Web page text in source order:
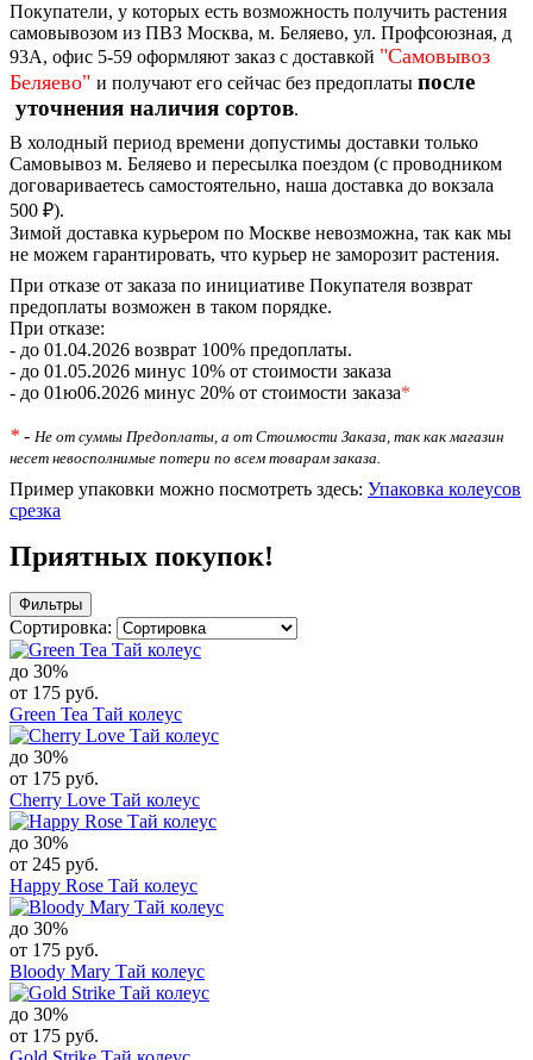
Покупатели, у которых есть возможность получить растения
самовывозом из ПВЗ Москва, м. Беляево, ул. Профсоюзная, д
93А, офис 5-59 оформляют заказ с доставкой "Самовывоз
Беляево" и получают его сейчас без предоплаты после
уточнения наличия сортов.
В холодный период времени допустимы доставки только
Самовывоз м. Беляево и пересылка поездом (с проводником
договариваетесь самостоятельно, наша доставка до вокзала
500 ₽).
Зимой доставка курьером по Москве невозможна, так как мы
не можем гарантировать, что курьер не заморозит растения.
При отказе от заказа по инициативе Покупателя возврат
предоплаты возможен в таком порядке.
При отказе:
- до 01.04.2026 возврат 100% предоплаты.
- до 01.05.2026 минус 10% от стоимости заказа
- до 01ю06.2026 минус 20% от стоимости заказа*
* - Не от суммы Предоплаты, а от Стоимости Заказа, так как магазин
несет невосполнимые потери по всем товарам заказа.
Пример упаковки можно посмотреть здесь: Упаковка колеусов
срезка
Приятных покупок!
Фильтры
Сортировка:
до 30%
от 175 руб.
Green Tea Тай колеус
до 30%
от 175 руб.
Cherry Love Тай колеус
до 30%
от 245 руб.
Happy Rose Тай колеус
до 30%
от 175 руб.
Bloody Mary Тай колеус
до 30%
от 175 руб.